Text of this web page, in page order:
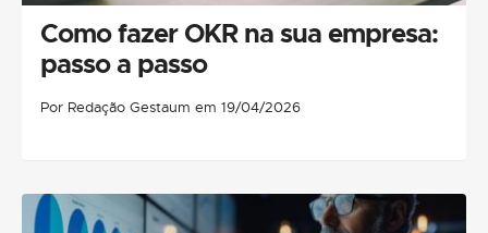
Como fazer OKR na sua empresa:
passo a passo
Por Redação Gestaum em 19/04/2026